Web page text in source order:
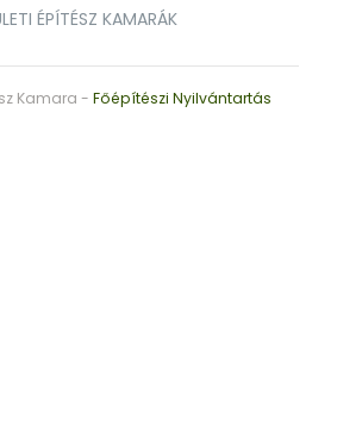
ÉPÍTÉSZ KAMARÁK
Kamara - Főépítészi Nyilvántartás